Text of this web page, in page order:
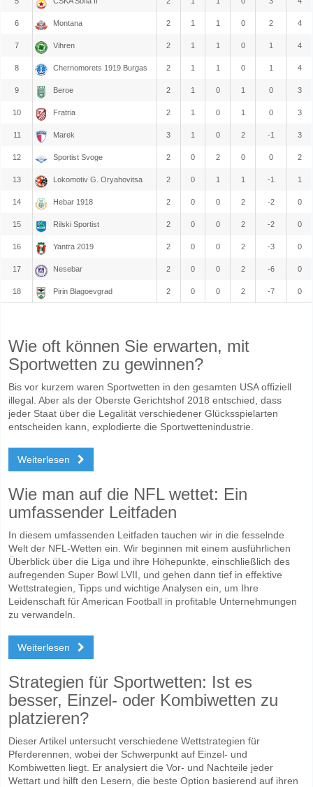
6 Montana 2 1 1 0 2 4
7 Vihren 2 1 1 0 1 4
8 Chernomorets 1919 Burgas 2 1 1 0 1 4
9 Beroe 2 1 0 1 0 3
10 Fratria 2 1 0 1 0 3
11 Marek 3 1 0 2 -1 3
12 Sportist Svoge 2 0 2 0 0 2
13 Lokomotiv G. Oryahovitsa 2 0 1 1 -1 1
14 Hebar 1918 2 0 0 2 -2 0
15 Rilski Sportist 2 0 0 2 -2 0
16 Yantra 2019 2 0 0 2 -3 0
17 Nesebar 2 0 0 2 -6 0
18 Pirin Blagoevgrad 2 0 0 2 -7 0
Wie oft können Sie erwarten, mit
Sportwetten zu gewinnen?
Bis vor kurzem waren Sportwetten in den gesamten USA offiziell
illegal. Aber als der Oberste Gerichtshof 2018 entschied, dass
jeder Staat über die Legalität verschiedener Glücksspielarten
entscheiden kann, explodierte die Sportwettenindustrie.
Weiterlesen
Wie man auf die NFL wettet: Ein
umfassender Leitfaden
In diesem umfassenden Leitfaden tauchen wir in die fesselnde
Welt der NFL-Wetten ein. Wir beginnen mit einem ausführlichen
Überblick über die Liga und ihre Höhepunkte, einschließlich des
aufregenden Super Bowl LVII, und gehen dann tief in effektive
Wettstrategien, Tipps und wichtige Analysen ein, um Ihre
Leidenschaft für American Football in profitable Unternehmungen
zu verwandeln.
Weiterlesen
Strategien für Sportwetten: Ist es
besser, Einzel- oder Kombiwetten zu
platzieren?
Dieser Artikel untersucht verschiedene Wettstrategien für
Pferderennen, wobei der Schwerpunkt auf Einzel- und
Kombiwetten liegt. Er analysiert die Vor- und Nachteile jeder
Wettart und hilft den Lesern, die beste Option basierend auf ihren